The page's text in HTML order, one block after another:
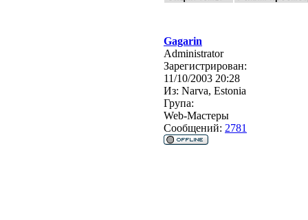
Gagarin
Administrator
Зарегистрирован:
11/10/2003 20:28
Из: Narva, Estonia
Група:
Web-Мастеры
Сообщений: 2781